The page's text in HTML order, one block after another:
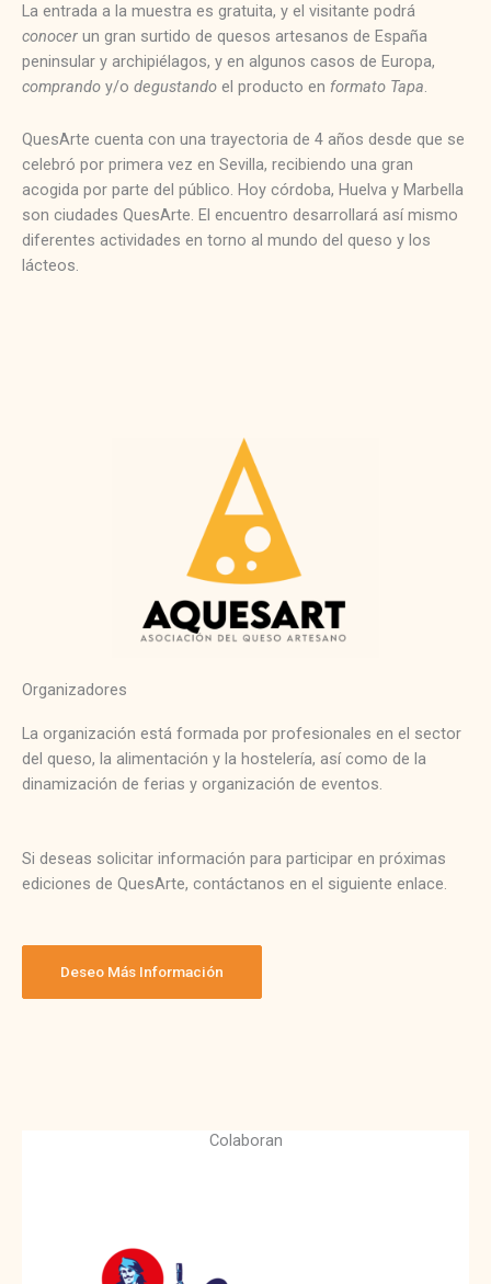
La entrada a la muestra es gratuita, y el visitante podrá
conocer un gran surtido de quesos artesanos de España
peninsular y archipiélagos, y en algunos casos de Europa,
comprando y/o degustando el producto en formato Tapa.
QuesArte cuenta con una trayectoria de 4 años desde que se
celebró por primera vez en Sevilla, recibiendo una gran
acogida por parte del público. Hoy córdoba, Huelva y Marbella
son ciudades QuesArte. El encuentro desarrollará así mismo
diferentes actividades en torno al mundo del queso y los
lácteos.
Organizadores
La organización está formada por profesionales en el sector
del queso, la alimentación y la hostelería, así como de la
dinamización de ferias y organización de eventos.
Si deseas solicitar información para participar en próximas
ediciones de QuesArte, contáctanos en el siguiente enlace.
Deseo Más Información
Colaboran